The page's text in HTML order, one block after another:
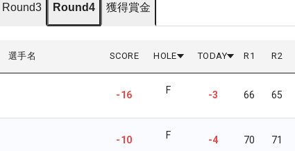
Round3 Round4 獲得賞金
選手名 SCORE HOLE TODAY R 1 R2
-16 F -3 66 65
-10 F -4 70 71